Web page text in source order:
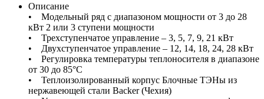
Описание
• Модельный ряд с диапазоном мощности от 3 до 28
кВт 2 или 3 ступени мощности
• Трехступенчатое управление – 3, 5, 7, 9, 21 кВт
• Двухступенчатое управление – 12, 14, 18, 24, 28 кВт
• Регулировка температуры теплоносителя в диапазоне
от 30 до 85°С
• Теплоизолированный корпус Блочные ТЭНы из
нержавеющей стали Backer (Чехия)